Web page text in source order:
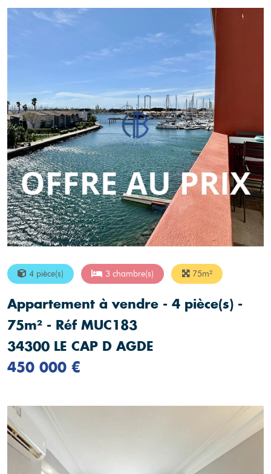
4 pièce(s) 3 chambre(s) 75m²
Appartement à vendre - 4 pièce(s) -
75m² - Réf MUC183
34300 LE CAP D AGDE
450 000 €